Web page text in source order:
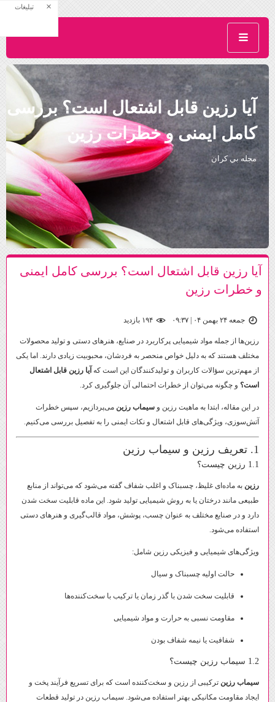
آیا رزین قابل اشتعال است؟ بررسی
کامل ایمنی و خطرات رزین
مجله بي كران
آیا رزین قابل اشتعال است؟ بررسی کامل ایمنی
و خطرات رزین
جمعه ۲۴ بهمن ۰۴ | ۰۹:۳۷ ۱۹۴ بازديد
رزین‌ها از جمله مواد شیمیایی پرکاربرد در صنایع، هنرهای دستی و تولید محصولات
مختلف هستند که به دلیل خواص منحصر به فردشان، محبوبیت زیادی دارند. اما یکی
از مهم‌ترین سؤالات کاربران و تولیدکنندگان این است کهآیا رزین قابل اشتعال
است؟و چگونه می‌توان از خطرات احتمالی آن جلوگیری کرد.
در این مقاله، ابتدا به ماهیت رزین و سیماب رزین می‌پردازیم، سپس خطرات
آتش‌سوزی، ویژگی‌های قابل اشتعال و نکات ایمنی را به تفصیل بررسی می‌کنیم.
1.1 رزین چیست؟
رزین به ماده‌ای غلیظ، چسبناک و اغلب شفاف گفته می‌شود که می‌تواند از منابع
طبیعی مانند درختان یا به روش شیمیایی تولید شود. این ماده قابلیت سخت شدن
دارد و در صنایع مختلف به عنوان چسب، پوشش، مواد قالب‌گیری و هنرهای دستی
استفاده می‌شود.
ویژگی‌های شیمیایی و فیزیکی رزین شامل:
حالت اولیه چسبناک و سیال
قابلیت سخت شدن با گذر زمان یا ترکیب با سخت‌کننده‌ها
مقاومت نسبی به حرارت و مواد شیمیایی
شفافیت یا نیمه شفاف بودن
1.2 سیماب رزین چیست؟
سیماب رزین ترکیبی از رزین و سخت‌کننده است که برای تسریع فرآیند پخت و
ایجاد مقاومت مکانیکی بهتر استفاده می‌شود. سیماب رزین در تولید قطعات
تبلیغات